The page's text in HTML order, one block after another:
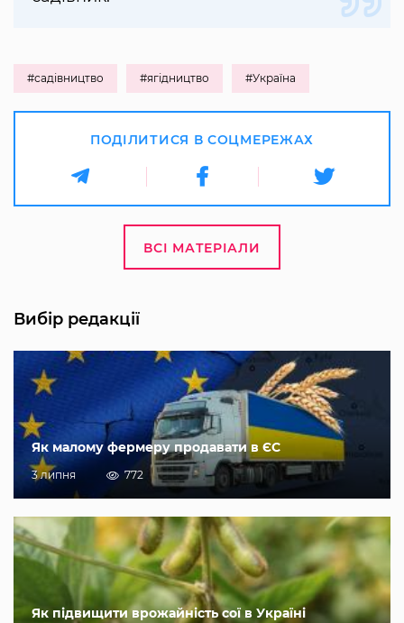
#садівництво #ягідництво #Україна
ПОДІЛИТИСЯ В СОЦМЕРЕЖАХ
ВСІ МАТЕРІАЛИ
Вибір редакції
Як малому фермеру продавати в ЄС
3 липня 772
Як підвищити врожайність сої в Україні